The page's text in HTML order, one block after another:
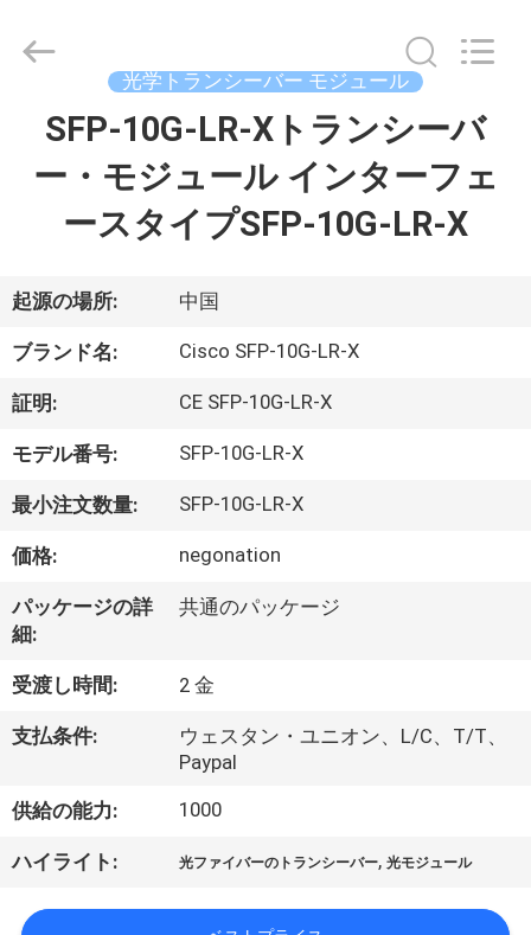
品
ビ
デ
オ
わ
た
ち
に
つ
LonRise
光学トランシーバー モジュール
SFP-10G-LR-Xトランシーバ
ー・モジュール インターフェ
ースタイプSFP-10G-LR-X
起源の場所: 中国
ブランド名: Cisco SFP-10G-LR-X
証明: CE SFP-10G-LR-X
モデル番号: SFP-10G-LR-X
最小注文数量: SFP-10G-LR-X
価格: negonation
パッケージの詳
細:
共通のパッケージ
受渡し時間: 2 金
支払条件:
ウェスタン・ユニオン、L/C、T/T、
Paypal
供給の能力: 1000
ハイライト: 光ファイバーのトランシーバー,光モジュール